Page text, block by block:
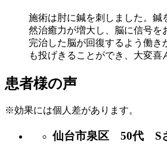
施術は肘に鍼を刺しました。鍼
然治癒力が増大し、脳に信号を
完治した脳が回復するよう働き
も投げきることができ、大変喜
患者様の声
※効果には個人差があります。
仙台市泉区 50代 S